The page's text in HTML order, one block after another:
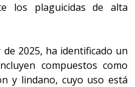
los plaguicidas de alta
2025, ha identificado un
compuestos como
y lindano, cuyo uso está